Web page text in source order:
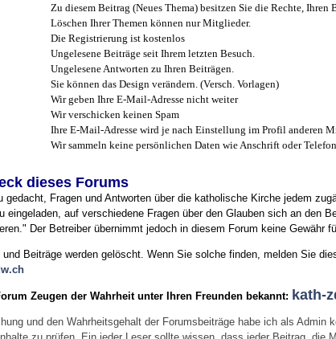
Zu diesem Beitrag (Neues Thema) besitzen Sie die Rechte, Ihren
Löschen Ihrer Themen können nur Mitglieder.
Die Registrierung ist kostenlos
Ungelesene Beiträge seit Ihrem letzten Besuch.
Ungelesene Antworten zu Ihren Beiträgen.
Sie können das Design verändern. (Versch. Vorlagen)
Wir geben Ihre E-Mail-Adresse nicht weiter
Wir verschicken keinen Spam
Ihre E-Mail-Adresse wird je nach Einstellung im Profil anderen
Wir sammeln keine persönlichen Daten wie Anschrift oder
dieses Forums
gedacht, Fragen und Antworten über die katholische Kirche jedem
eingeladen, auf verschiedene Fragen über den Glauben sich an den
Der Betreiber übernimmt jedoch in diesem Forum keine
und Beiträge werden gelöscht. Wenn Sie solche finden, melden Sie
Zeugen der Wahrheit unter Ihren Freunden bekannt: kath-
und den Wahrheitsgehalt der Forumsbeiträge habe ich als